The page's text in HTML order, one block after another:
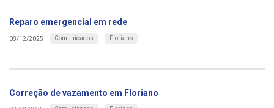
Reparo emergencial em rede
08/12/2025 Comunicados Floriano
Correção de vazamento em Floriano